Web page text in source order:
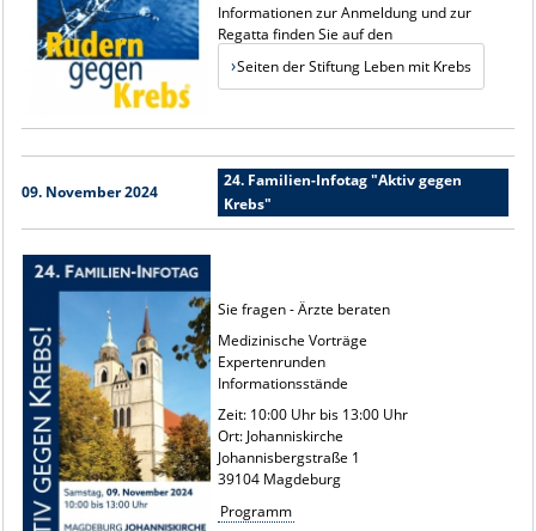
Informationen zur Anmeldung und zur
Regatta finden Sie auf den
Seiten der Stiftung Leben mit Krebs
09. November 2024
24. Familien-Infotag "Aktiv gegen
Krebs"
Sie fragen - Ärzte beraten
Medizinische Vorträge
Expertenrunden
Informationsstände
Zeit: 10:00 Uhr bis 13:00 Uhr
Ort: Johanniskirche
Johannisbergstraße 1
39104 Magdeburg
Programm